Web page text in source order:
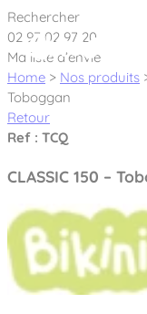
Cookies management
Créateur et
équipements
Nos
À propos
Rechercher
02 97 02 97 20
Ma liste d’envie
Home > Nos produits
Toboggan
Retour
Ref : TCQ
CLASSIC 150 –